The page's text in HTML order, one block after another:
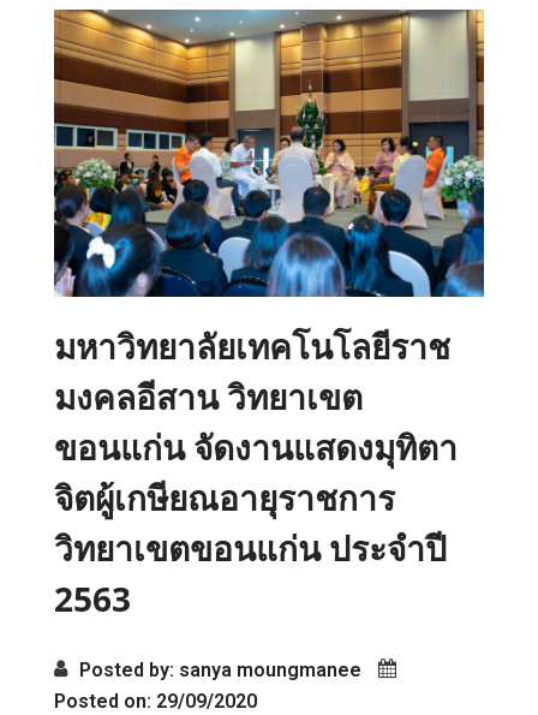
o
k
มหาวิทยาลัยเทคโนโลยีราช
มงคลอีสาน วิทยาเขต
ขอนแก่น จัดงานแสดงมุทิตา
จิตผู้เกษียณอายุราชการ
วิทยาเขตขอนแก่น ประจำปี
2563
Posted by: sanya moungmanee
Posted on: 29/09/2020